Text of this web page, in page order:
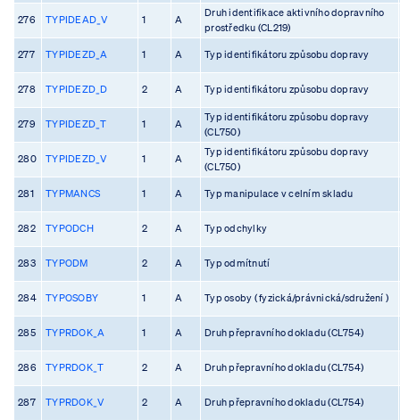
276 TYPIDEAD_V 1 A
Druh identifikace aktivního dopravního
prostředku (CL219)
277 TYPIDEZD_A 1 A Typ identifikátoru způsobu dopravy
278 TYPIDEZD_D 2 A Typ identifikátoru způsobu dopravy
279 TYPIDEZD_T 1 A
Typ identifikátoru způsobu dopravy
(CL750)
280 TYPIDEZD_V 1 A
Typ identifikátoru způsobu dopravy
(CL750)
281 TYPMANCS 1 A Typ manipulace v celním skladu
282 TYPODCH 2 A Typ odchylky
283 TYPODM 2 A Typ odmítnutí
284 TYPOSOBY 1 A Typ osoby ( fyzická/právnická/sdružení )
285 TYPRDOK_A 1 A Druh přepravního dokladu (CL754)
286 TYPRDOK_T 2 A Druh přepravního dokladu (CL754)
287 TYPRDOK_V 2 A Druh přepravního dokladu (CL754)